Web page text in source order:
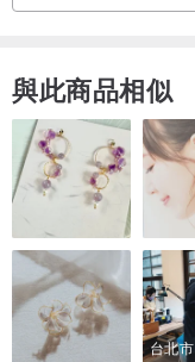
與此商品相似
台北市